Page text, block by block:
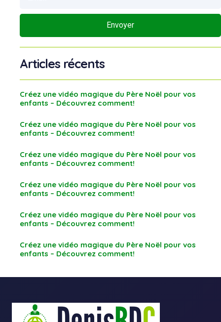
Envoyer
Articles récents
Créez une vidéo magique du Père Noël pour vos
enfants – Découvrez comment!
Créez une vidéo magique du Père Noël pour vos
enfants – Découvrez comment!
Créez une vidéo magique du Père Noël pour vos
enfants – Découvrez comment!
Créez une vidéo magique du Père Noël pour vos
enfants – Découvrez comment!
Créez une vidéo magique du Père Noël pour vos
enfants – Découvrez comment!
Créez une vidéo magique du Père Noël pour vos
enfants – Découvrez comment!